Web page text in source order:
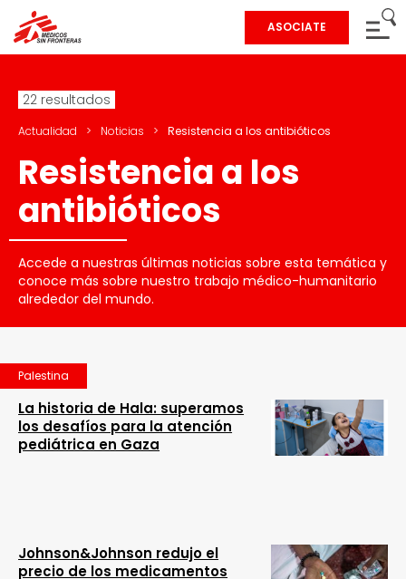
ASOCIATE
22 resultados
Actualidad > Noticias > Resistencia a los antibióticos
Resistencia a los
antibióticos
Accede a nuestras últimas noticias sobre esta temática y
conoce más sobre nuestro trabajo médico-humanitario
alrededor del mundo.
Palestina
La historia de Hala: superamos
los desafíos para la atención
pediátrica en Gaza
Johnson&Johnson redujo el
precio de los medicamentos